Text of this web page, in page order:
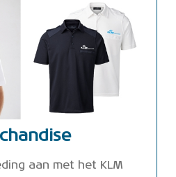
aan met het KLM